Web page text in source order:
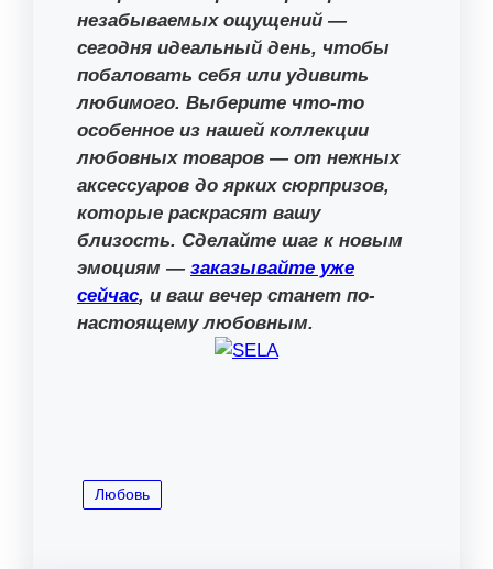
незабываемых ощущений —
сегодня идеальный день, чтобы
побаловать себя или удивить
любимого. Выберите что-то
особенное из нашей коллекции
любовных товаров — от нежных
аксессуаров до ярких сюрпризов,
которые раскрасят вашу
близость. Сделайте шаг к новым
эмоциям — заказывайте уже
сейчас, и ваш вечер станет по-
настоящему любовным.
Любовь